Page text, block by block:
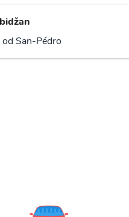
od San-Pédro